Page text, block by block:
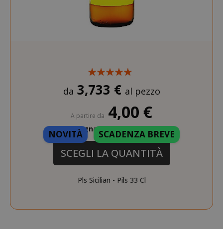
NOVITÀ SCADENZA BREVE
da 3,733 € al pezzo
A partire da 4,00 €
Guadagna 40 Saida Points
SCEGLI LA QUANTITÀ
Pls Sicilian - Pils 33 Cl